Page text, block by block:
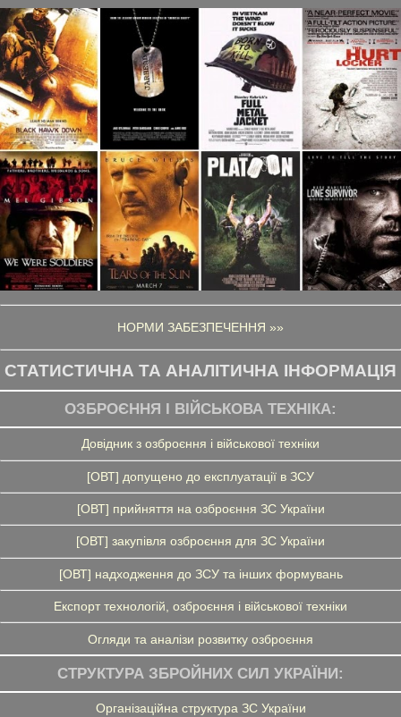
НОРМИ ЗАБЕЗПЕЧЕННЯ »»
СТАТИСТИЧНА ТА АНАЛІТИЧНА ІНФОРМАЦІЯ
ОЗБРОЄННЯ І ВІЙСЬКОВА ТЕХНІКА:
Довідник з озброєння і військової техніки
[ОВТ] допущено до експлуатації в ЗСУ
[ОВТ] прийняття на озброєння ЗС України
[ОВТ] закупівля озброєння для ЗС України
[ОВТ] надходження до ЗСУ та інших формувань
Експорт технологій, озброєння і військової техніки
Огляди та аналізи розвитку озброєння
СТРУКТУРА ЗБРОЙНИХ СИЛ УКРАЇНИ:
Організаційна структура ЗС України